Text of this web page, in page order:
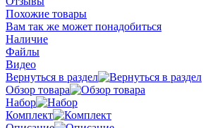
Похожие товары
Вам так же может понадобиться
Наличие
Файлы
Видео
Вернуться в раздел
Обзор товара
Набор
Комплект